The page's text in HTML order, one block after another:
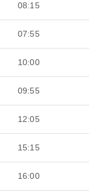
08:15
07:55
10:00
09:55
12:05
15:15
16:00